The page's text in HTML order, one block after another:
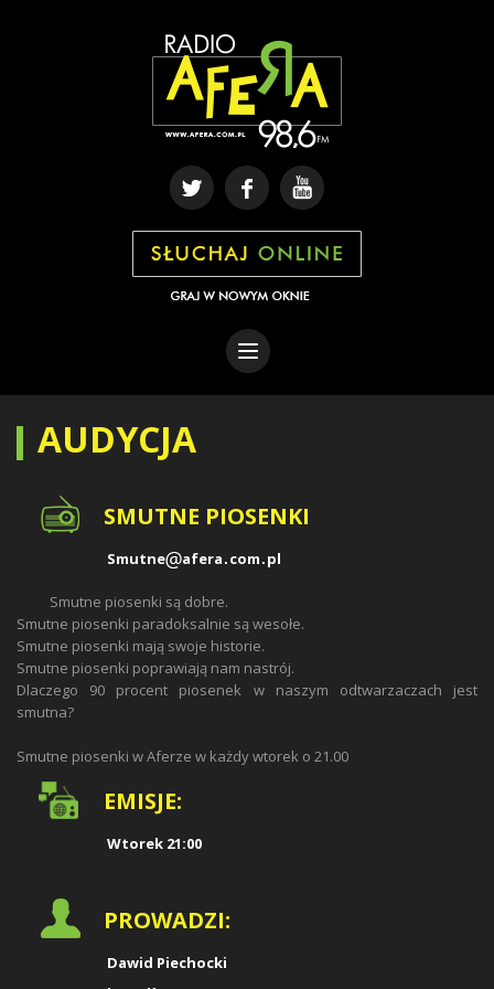
AUDYCJA
SMUTNE PIOSENKI
Smutne afera com pl
Smutne piosenki są dobre.
Smutne piosenki paradoksalnie są wesołe.
Smutne piosenki mają swoje historie.
Smutne piosenki poprawiają nam nastrój.
Dlaczego 90 procent piosenek w naszym odtwarzaczach jest
smutna?
Smutne piosenki w Aferze w każdy wtorek o 21.00
EMISJE:
Wtorek 21:00
PROWADZI:
Dawid Piechocki